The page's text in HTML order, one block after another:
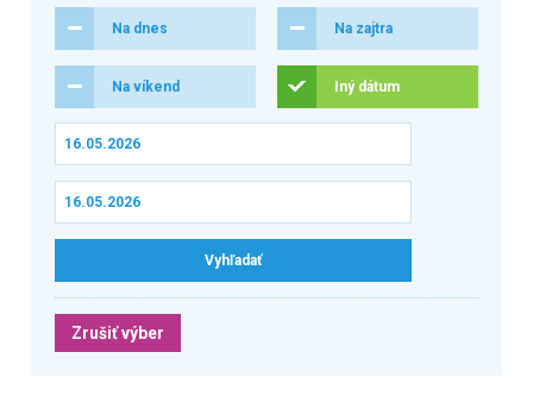
Na dnes Na zajtra
Na víkend Iný dátum
Zrušiť výber